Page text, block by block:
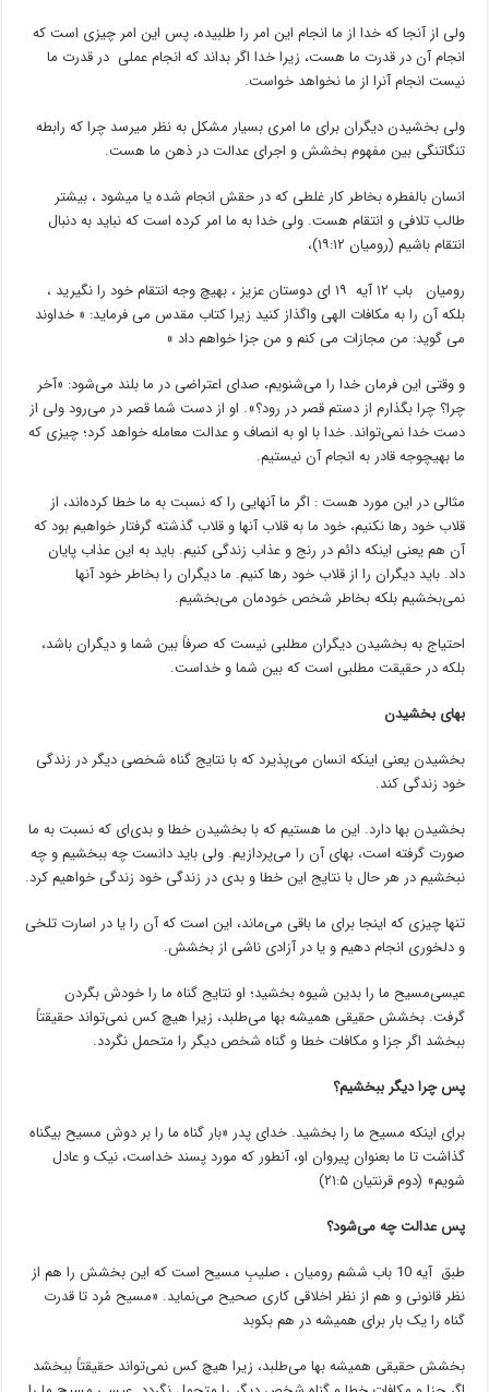
ولی از آنجا که خدا از ما انجام این امر را ‌طلبیده، پس این امر چیزی است که
انجام آن در قدرت ما هست‌، زیرا خدا اگر بداند که انجام عملی در قدرت ما
نیست‌ انجام آنرا از ما نخواهد خواست.
ولی بخشیدن دیگران برای ما امری بسیار مشکل به نظر میرسد چرا که رابطه
تنگاتنگی بین مفهوم بخشش و اجرای عدالت در ذهن ما هست.
انسان بالفطره بخاطر کار غلطی که در حقش انجام شده یا میشود ‌، بیشتر
طالب تلافی و انتقام هست. ولی خدا به ما امر کرده است که نباید به دنبال
انتقام باشیم (رومیان ۱۲:‏۱۹)،
رومیان باب ۱۲ آیه ۱۹ ای دوستان عزیز ، بهیچ وجه انتقام خود را نگیرید ،
بلکه آن را به مکافات الهی واگذاز کنید زیرا کتاب مقدس می فرماید: « خداوند
می گوید: من مجازات می کنم و من جزا خواهم داد »
و وقتی این فرمان خدا را می‌شنویم‌، صدای اعتراضی در ما بلند می‌شود: «آخر
چرا؟ چرا بگذارم از دستم قصر در رود؟». او از دست شما قصر در می‌رود ولی از
دست خدا نمی‌تواند. خدا با او به انصاف و عدالت معامله خواهد کرد؛ چیزی که
ما بهیچوجه قادر به انجام آن نیستیم‌.
مثالی در این مورد هست : اگر ما آنهایی را که نسبت به ما خطا کرده‌اند، از
قلاب خود رها نکنیم‌، خود ما به قلاب آنها و قلاب گذشته گرفتار خواهیم بود که
آن هم یعنی اینکه دائم در رنج و عذاب زندگی کنیم‌. باید به این عذاب پایان
داد. باید دیگران را از قلاب خود رها کنیم‌. ما دیگران را بخاطر خود آنها
نمی‌بخشیم بلکه بخاطر شخص خودمان می‌بخشیم‌.
احتیاج به بخشیدن دیگران مطلبی نیست که صرفاً بین شما و دیگران باشد،
بلکه در حقیقت مطلبی است که بین شما و خداست‌.
بهای بخشیدن‌
بخشیدن یعنی اینکه انسان می‌پذیرد که با نتایج گناه شخصی دیگر در زندگی
خود زندگی کند.
بخشیدن بها دارد. این ما هستیم که با بخشیدن خطا و بدی‌ای که نسبت به ما
صورت گرفته است‌، بهای آن را می‌پردازیم‌. ولی باید دانست چه ببخشیم و چه
نبخشیم در هر حال با نتایج این خطا و بدی در زندگی خود زندگی خواهیم کرد.
تنها چیزی که اینجا برای ما باقی می‌ماند، این است که آن را یا در اسارت تلخی
و دلخوری انجام دهیم و یا در آزادی ناشی از بخشش‌.
عیسی‌مسیح ما را بدین شیوه بخشید؛ او نتایج گناه ما را خودش بگردن
گرفت‌. بخشش حقیقی همیشه بها می‌طلبد، زیرا هیچ کس نمی‌تواند حقیقتاً
ببخشد اگر جزا و مکافات خطا و گناه شخص دیگر را متحمل نگردد.
پس چرا دیگر ببخشیم‌؟
برای اینکه مسیح ما را بخشید. خدای پدر «بار گناه ما را بر دوش مسیح بیگناه
گذاشت تا ما بعنوان پیروان او، آنطور که مورد پسند خداست‌، نیک و عادل
شویم‌» (دوم قرنتیان ۵:‏۲۱)
پس عدالت چه می‌شود؟
طبق آیه 10 باب ششم رومیان ، صلیبِ مسیح است که این بخشش را هم از
نظر قانونی و هم از نظر اخلاقی کاری صحیح می‌نماید. «مسیح مُرد تا قدرت
گناه را یک بار برای همیشه در هم بکوبد
بخشش حقیقی همیشه بها می‌طلبد، زیرا هیچ کس نمی‌تواند حقیقتاً ببخشد